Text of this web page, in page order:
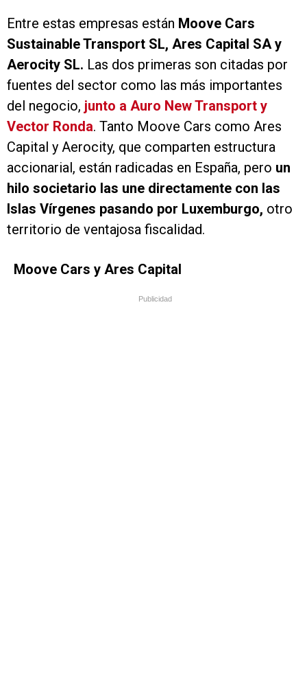
Entre estas empresas están Moove Cars
Sustainable Transport SL, Ares Capital SA y
Aerocity SL. Las dos primeras son citadas por
fuentes del sector como las más importantes
del negocio, junto a Auro New Transport y
Vector Ronda. Tanto Moove Cars como Ares
Capital y Aerocity, que comparten estructura
accionarial, están radicadas en España, pero un
hilo societario las une directamente con las
Islas Vírgenes pasando por Luxemburgo, otro
territorio de ventajosa fiscalidad.
Moove Cars y Ares Capital
Publicidad